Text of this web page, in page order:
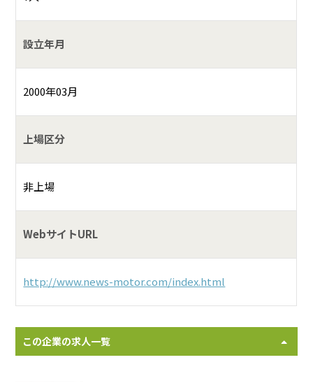
設立年月
2000年03月
上場区分
非上場
WebサイトURL
http://www.news-motor.com/index.html
この企業の求人一覧